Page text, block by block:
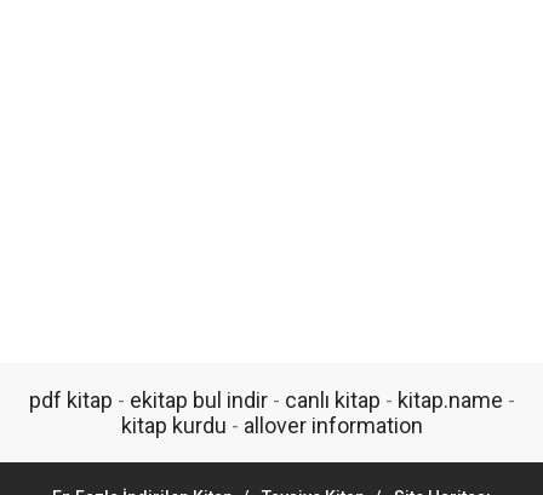
pdf kitap - ekitap bul indir- canlı kitap - kitap.name -
kitap kurdu - allover information